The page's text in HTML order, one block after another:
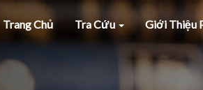
Trang Chủ Tra Cứu Giới Thiệu